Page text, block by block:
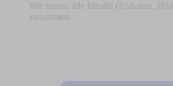
Wir fassen alle Inhalte (Podcasts,
zusammen.